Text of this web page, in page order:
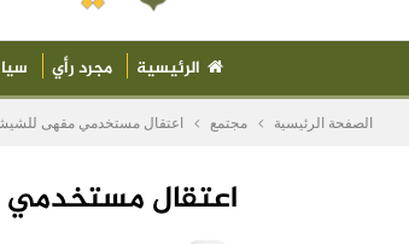
الرئيسية مجرد رأي
الصفحة الرئيسية مجتمع اعتقال مستخدمي مقهى
اعتقال مستخدمي